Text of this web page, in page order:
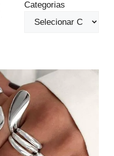
Categorias